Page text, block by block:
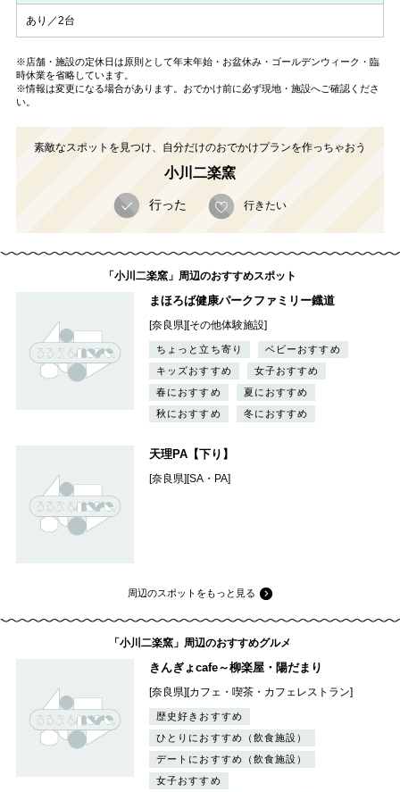
あり／2台
※店舗・施設の定休日は原則として年末年始・お盆休み・ゴールデンウィーク・臨
時休業を省略しています。
※情報は変更になる場合があります。おでかけ前に必ず現地・施設へご確認くださ
い。
素敵なスポットを見つけ、自分だけのおでかけプランを作っちゃおう
小川二楽窯
行った 行きたい
「小川二楽窯」周辺のおすすめスポット
まほろば健康パークファミリー鐡道
[奈良県][その他体験施設]
ちょっと立ち寄り
ベビーおすすめ
キッズおすすめ
女子おすすめ
春におすすめ
夏におすすめ
秋におすすめ
冬におすすめ
天理PA【下り】
[奈良県][SA・PA]
周辺のスポットをもっと見る
「小川二楽窯」周辺のおすすめグルメ
きんぎょcafe～柳楽屋・陽だまり
[奈良県][カフェ・喫茶・カフェレストラン]
歴史好きおすすめ
ひとりにおすすめ（飲食施設）
デートにおすすめ（飲食施設）
女子おすすめ